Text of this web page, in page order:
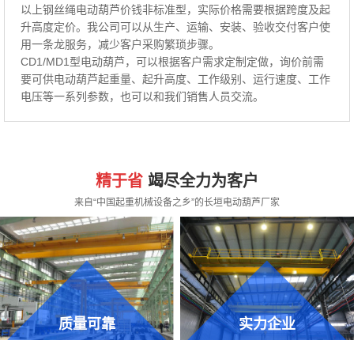
以上钢丝绳电动葫芦价钱非标准型，实际价格需要根据跨度及起
升高度定价。我公司可以从生产、运输、安装、验收交付客户使
用一条龙服务，减少客户采购繁琐步骤。
CD1/MD1型电动葫芦，可以根据客户需求定制定做，询价前需
要可供电动葫芦起重量、起升高度、工作级别、运行速度、工作
电压等一系列参数，也可以和我们销售人员交流。
精于省 竭尽全力为客户
来自“中国起重机械设备之乡”的长垣电动葫芦厂家
质量可靠 实力企业